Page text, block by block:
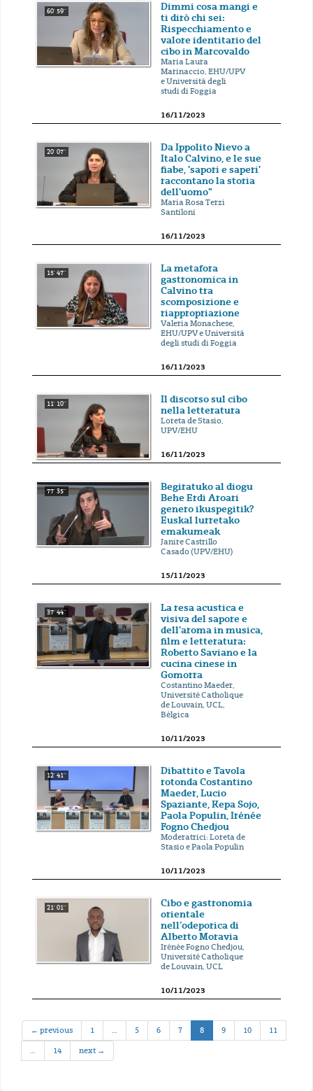
60' 59''
Dimmi cosa mangi e
ti dirò chi sei:
Rispecchiamento e
valore identitario del
cibo in Marcovaldo
Maria Laura
Marinaccio, EHU/UPV
e Università degli
studi di Foggia
16/11/2023
20' 07''
Da Ippolito Nievo a
Italo Calvino, e le sue
fiabe, 'sapori e saperi'
raccontano la storia
dell'uomo"
Maria Rosa Terzi
Santiloni
16/11/2023
15' 47''
La metafora
gastronomica in
Calvino tra
scomposizione e
riappropriazione
Valeria Monachese,
EHU/UPV e Università
degli studi di Foggia
16/11/2023
11' 10''
Il discorso sul cibo
nella letteratura
Loreta de Stasio,
UPV/EHU
16/11/2023
77' 35''
Begiratuko al diogu
Behe Erdi Aroari
genero ikuspegitik?
Euskal lurretako
emakumeak
Janire Castrillo
Casado (UPV/EHU)
15/11/2023
37' 44''
La resa acustica e
visiva del sapore e
dell'aroma in musica,
film e letteratura:
Roberto Saviano e la
cucina cinese in
Gomorra
Costantino Maeder,
Université Catholique
de Louvain, UCL,
Bélgica
10/11/2023
12' 41''
Dibattito e Tavola
rotonda Costantino
Maeder, Lucio
Spaziante, Kepa Sojo,
Paola Populin, Irénée
Fogno Chedjou
Moderatrici: Loreta de
Stasio e Paola Populin
10/11/2023
21' 01''
Cibo e gastronomia
orientale
nell’odeporica di
Alberto Moravia
Irénée Fogno Chedjou,
Université Catholique
de Louvain, UCL
10/11/2023
← previous 1 … 5 6 7 8(current)
9 10 11
… 14 next →